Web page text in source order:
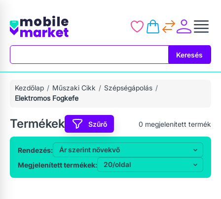
Keresés
Kezdőlap Műszaki Cikk
Szépségápolás
Elektromos Fogkefe
Termékek Szűrő 0 megjelenített termék
Rendezés:
Megjelenített termékek: